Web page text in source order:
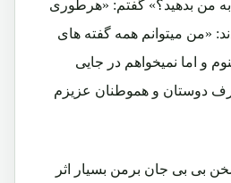
من بدهید؟» گفتم: «هرطوری
«من میتوانم همه گفته های
و اما نمیخواهم در جایی
دوستان و هموطنان عزیزم
بی بی جان برمن بسیار اثر